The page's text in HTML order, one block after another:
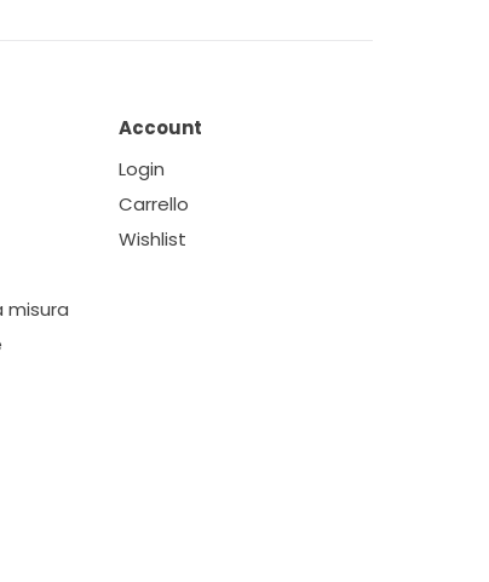
misura
Account
Login
Carrello
Wishlist